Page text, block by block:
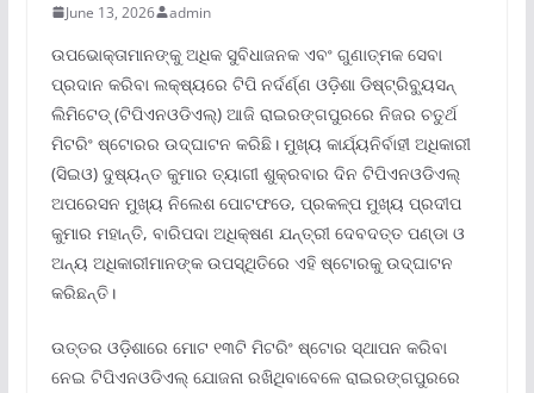
June 13, 2026 admin
ଉପଭୋକ୍ତାମାନଙ୍କୁ ଅଧିକ ସୁବିଧାଜନକ ଏବଂ ଗୁଣାତ୍ମକ ସେବା
ପ୍ରଦାନ କରିବା ଲକ୍ଷ୍ୟରେ ଟିପି ନର୍ଦର୍ଣ୍ଣ ଓଡ଼ିଶା ଡିଷ୍ଟ୍ରିବ୍ୟୁସନ୍
ଲିମିଟେଡ୍ (ଟିପିଏନଓଡିଏଲ୍) ଆଜି ରାଇରଙ୍ଗପୁରରେ ନିଜର ଚତୁର୍ଥ
ମିଟରିଂ ଷ୍ଟୋରର ଉଦ୍ଘାଟନ କରିଛି। ମୁଖ୍ୟ କାର୍ଯ୍ୟନିର୍ବାହୀ ଅଧିକାରୀ
(ସିଇଓ) ଦୁଷ୍ୟନ୍ତ କୁମାର ତ୍ୟାଗୀ ଶୁକ୍ରବାର ଦିନ ଟିପିଏନଓଡିଏଲ୍
ଅପରେସନ ମୁଖ୍ୟ ନିଲେଶ ପୋଟଫଡେ, ପ୍ରକଳ୍ପ ମୁଖ୍ୟ ପ୍ରଦୀପ
କୁମାର ମହାନ୍ତି, ବାରିପଦା ଅଧିକ୍ଷଣ ଯନ୍ତ୍ରୀ ଦେବଦତ୍ତ ପଣ୍ଡା ଓ
ଅନ୍ୟ ଅଧିକାରୀମାନଙ୍କ ଉପସ୍ଥିତିରେ ଏହି ଷ୍ଟୋରକୁ ଉଦ୍ଘାଟନ
କରିଛନ୍ତି।
ଉତ୍ତର ଓଡ଼ିଶାରେ ମୋଟ ୧୩ଟି ମିଟରିଂ ଷ୍ଟୋର ସ୍ଥାପନ କରିବା
ନେଇ ଟିପିଏନଓଡିଏଲ୍ ଯୋଜନା ରଖିଥିବାବେଳେ ରାଇରଙ୍ଗପୁରରେ